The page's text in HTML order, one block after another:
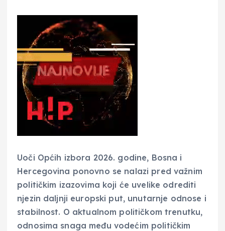
Uoči Općih izbora 2026. godine, Bosna i
Hercegovina ponovno se nalazi pred važnim
političkim izazovima koji će uvelike odrediti
njezin daljnji europski put, unutarnje odnose i
stabilnost. O aktualnom političkom trenutku,
odnosima snaga među vodećim političkim